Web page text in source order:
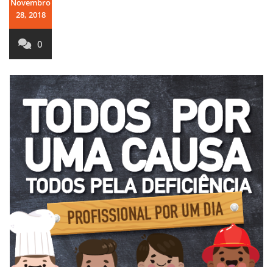
Novembro
28, 2018
0